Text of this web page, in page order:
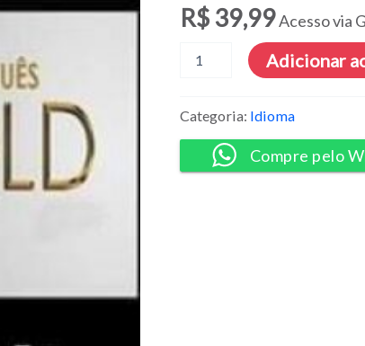
R$39,99Acesso via
Gold
Rita
quantidade
Adicionar
Categoria: Idioma
Compre pelo